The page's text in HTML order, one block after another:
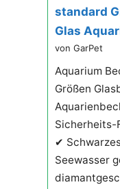
standard
Glas
von GarPet
Aquarium
Größen
✔
Seewasser